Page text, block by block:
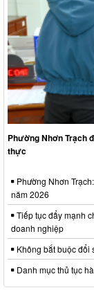
Phường Nhơn Trạch
thực
Phường Nhơn
năm 2026
Tiếp tục đẩy mạnh
doanh nghiệp
Không bắt buộc đổi
Danh mục thủ tục